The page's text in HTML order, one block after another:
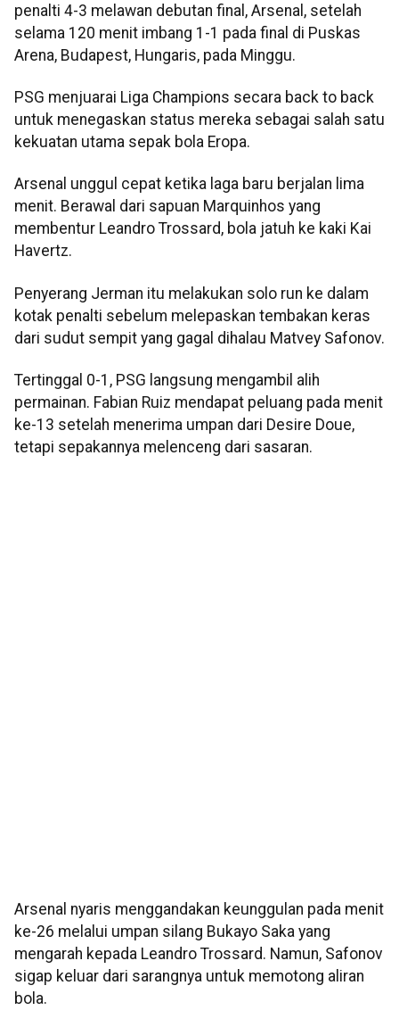
penalti 4-3 melawan debutan final, Arsenal, setelah
selama 120 menit imbang 1-1 pada final di Puskas
Arena, Budapest, Hungaris, pada Minggu.
PSG menjuarai Liga Champions secara back to back
untuk menegaskan status mereka sebagai salah satu
kekuatan utama sepak bola Eropa.
Arsenal unggul cepat ketika laga baru berjalan lima
menit. Berawal dari sapuan Marquinhos yang
membentur Leandro Trossard, bola jatuh ke kaki Kai
Havertz.
Penyerang Jerman itu melakukan solo run ke dalam
kotak penalti sebelum melepaskan tembakan keras
dari sudut sempit yang gagal dihalau Matvey Safonov.
Tertinggal 0-1, PSG langsung mengambil alih
permainan. Fabian Ruiz mendapat peluang pada menit
ke-13 setelah menerima umpan dari Desire Doue,
tetapi sepakannya melenceng dari sasaran.
Arsenal nyaris menggandakan keunggulan pada menit
ke-26 melalui umpan silang Bukayo Saka yang
mengarah kepada Leandro Trossard. Namun, Safonov
sigap keluar dari sarangnya untuk memotong aliran
bola.